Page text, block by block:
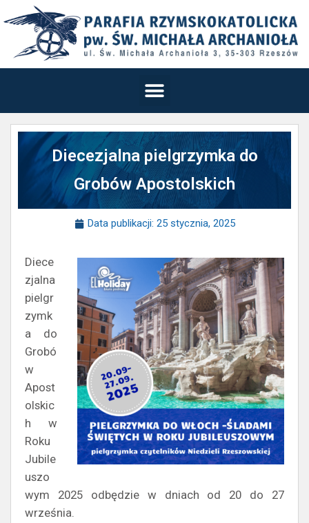
Diecezjalna pielgrzymka do
Grobów Apostolskich
Data publikacji: 25 stycznia, 2025
Diece
zjalna
pielgr
zymk
a do
Grobó
w
Apost
olskic
h w
Roku
Jubile
uszo
wym 2025 odbędzie w dniach od 20 do 27
września.